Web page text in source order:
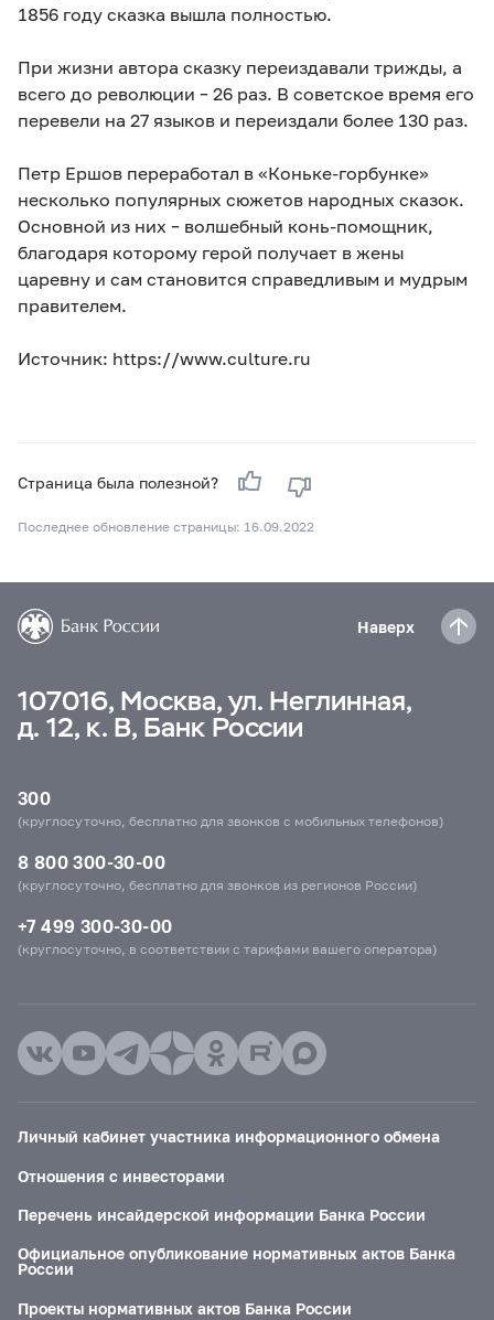
1856 году сказка вышла полностью.
При жизни автора сказку переиздавали трижды, а
всего до революции – 26 раз. В советское время его
перевели на 27 языков и переиздали более 130 раз.
Петр Ершов переработал в «Коньке-горбунке»
несколько популярных сюжетов народных сказок.
Основной из них – волшебный конь-помощник,
благодаря которому герой получает в жены
царевну и сам становится справедливым и мудрым
правителем.
Источник: https://www.culture.ru
Страница была полезной?
Последнее обновление страницы: 16.09.2022
Наверх
107016, Москва, ул. Неглинная,
д. 12, к. В, Банк России
300
(круглосуточно, бесплатно для звонков с мобильных телефонов)
8 800 300-30-00
(круглосуточно, бесплатно для звонков из регионов России)
+7 499 300-30-00
(круглосуточно, в соответствии с тарифами вашего оператора)
Личный кабинет участника информационного обмена
Отношения с инвесторами
Перечень инсайдерской информации Банка России
Официальное опубликование нормативных актов Банка
России
Проекты нормативных актов Банка России